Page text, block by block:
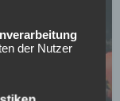
der Nutzer